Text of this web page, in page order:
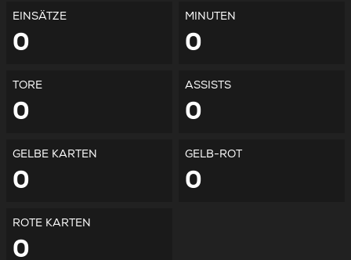
EINSÄTZE
0
MINUTEN
0
TORE
0
ASSISTS
0
GELBE KARTEN
0
GELB-ROT
0
ROTE KARTEN
0